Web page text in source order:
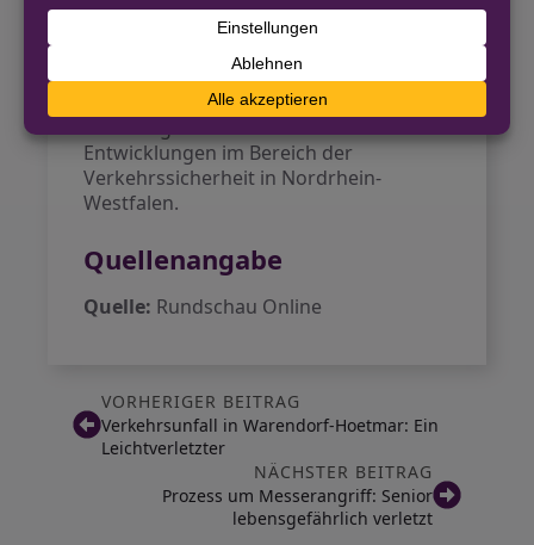
hat.
Die Technik wurde vor kurzem von der
Physikalisch-Technischen Bundesanstalt
anerkannt. Damit gehört die neue
Entwicklungen im Bereich der
Verkehrssicherheit in Nordrhein-
Westfalen.
Quellenangabe
Quelle: Rundschau Online
VORHERIGER BEITRAG
Verkehrsunfall in Warendorf-Hoetmar: Ein
Leichtverletzter
NÄCHSTER BEITRAG
Prozess um Messerangriff: Senior
lebensgefährlich verletzt